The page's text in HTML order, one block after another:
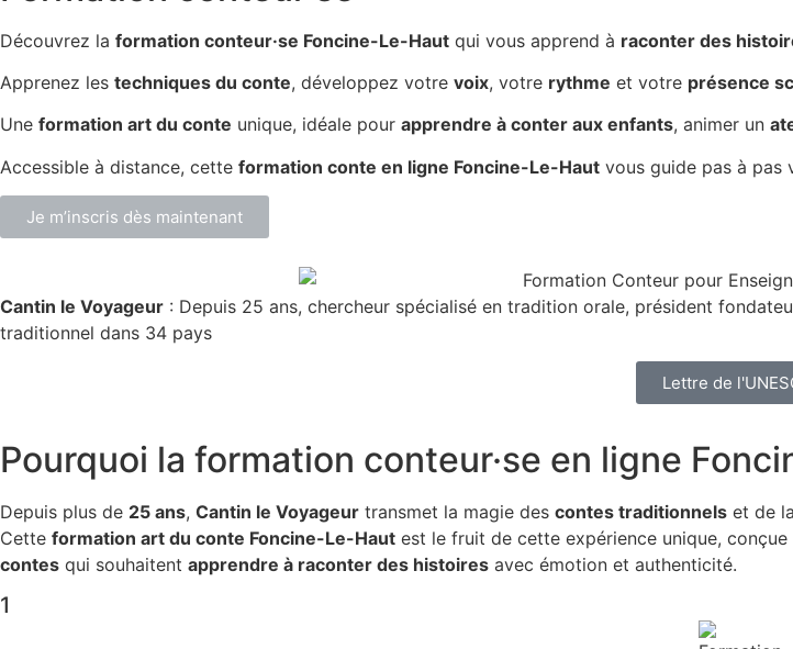
Découvrez la formation conteur·se Foncine-Le-Haut qui vous apprend à raconter des
Apprenez les techniques du conte, développez votre voix, votre rythme et votre présence
Une formation art du conte unique, idéale pour apprendre à conter aux enfants, animer un
Accessible à distance, cette formation conte en ligne Foncine-Le-Haut vous guide pas à pas
Je m’inscris dès maintenant
Cantin le Voyageur : Depuis 25 ans, chercheur spécialisé en tradition orale, président
traditionnel dans 34 pays
Lettre de
Pourquoi la formation conteur·se en ligne
Depuis plus de 25 ans, Cantin le Voyageur transmet la magie des contes traditionnels et de la
Cette formation art du conte Foncine-Le-Haut est le fruit de cette expérience unique, conçue
contes qui souhaitent apprendre à raconter des histoires avec émotion et authenticité.
1